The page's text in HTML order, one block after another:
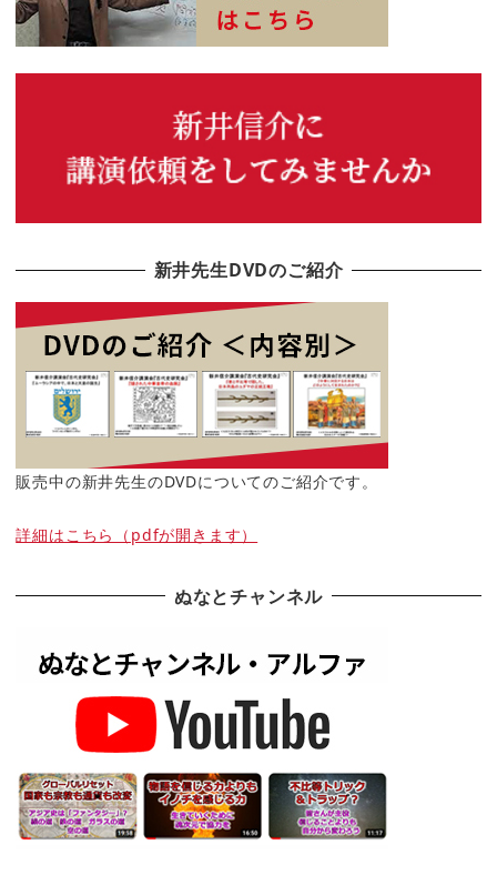
新井先生DVDのご紹介
販売中の新井先生のDVDについてのご紹介です。
詳細はこちら（pdfが開きます）
ぬなとチャンネル